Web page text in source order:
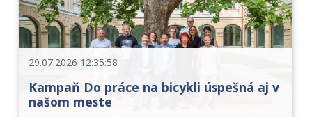
29.07.2026 12:35:58
Kampaň Do práce na bicykli úspešná aj v
našom meste